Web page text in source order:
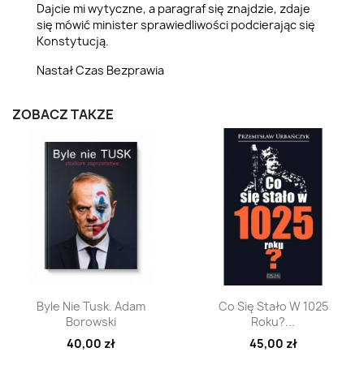
Dajcie mi wytyczne, a paragraf się znajdzie, zdaje
się mówić minister sprawiedliwości podcierając się
Konstytucją.
Nastał Czas Bezprawia
ZOBACZ TAKŻE
Szybki podgląd
Byle Nie Tusk. Adam
Borowski
40,00 zł
 Szybki podgląd
Co Się Stało W 1025
Roku?...
45,00 zł